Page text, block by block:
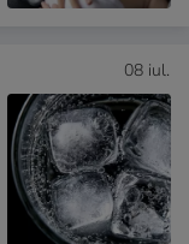
08 iul.